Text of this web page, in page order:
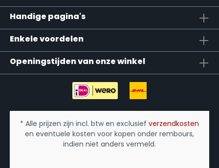
Handige pagina's
Enkele voordelen
Openingstijden van onze winkel
* Alle prijzen zijn incl. btw en exclusief verzendkosten
en eventuele kosten voor kopen onder rembours,
indien niet anders vermeld.